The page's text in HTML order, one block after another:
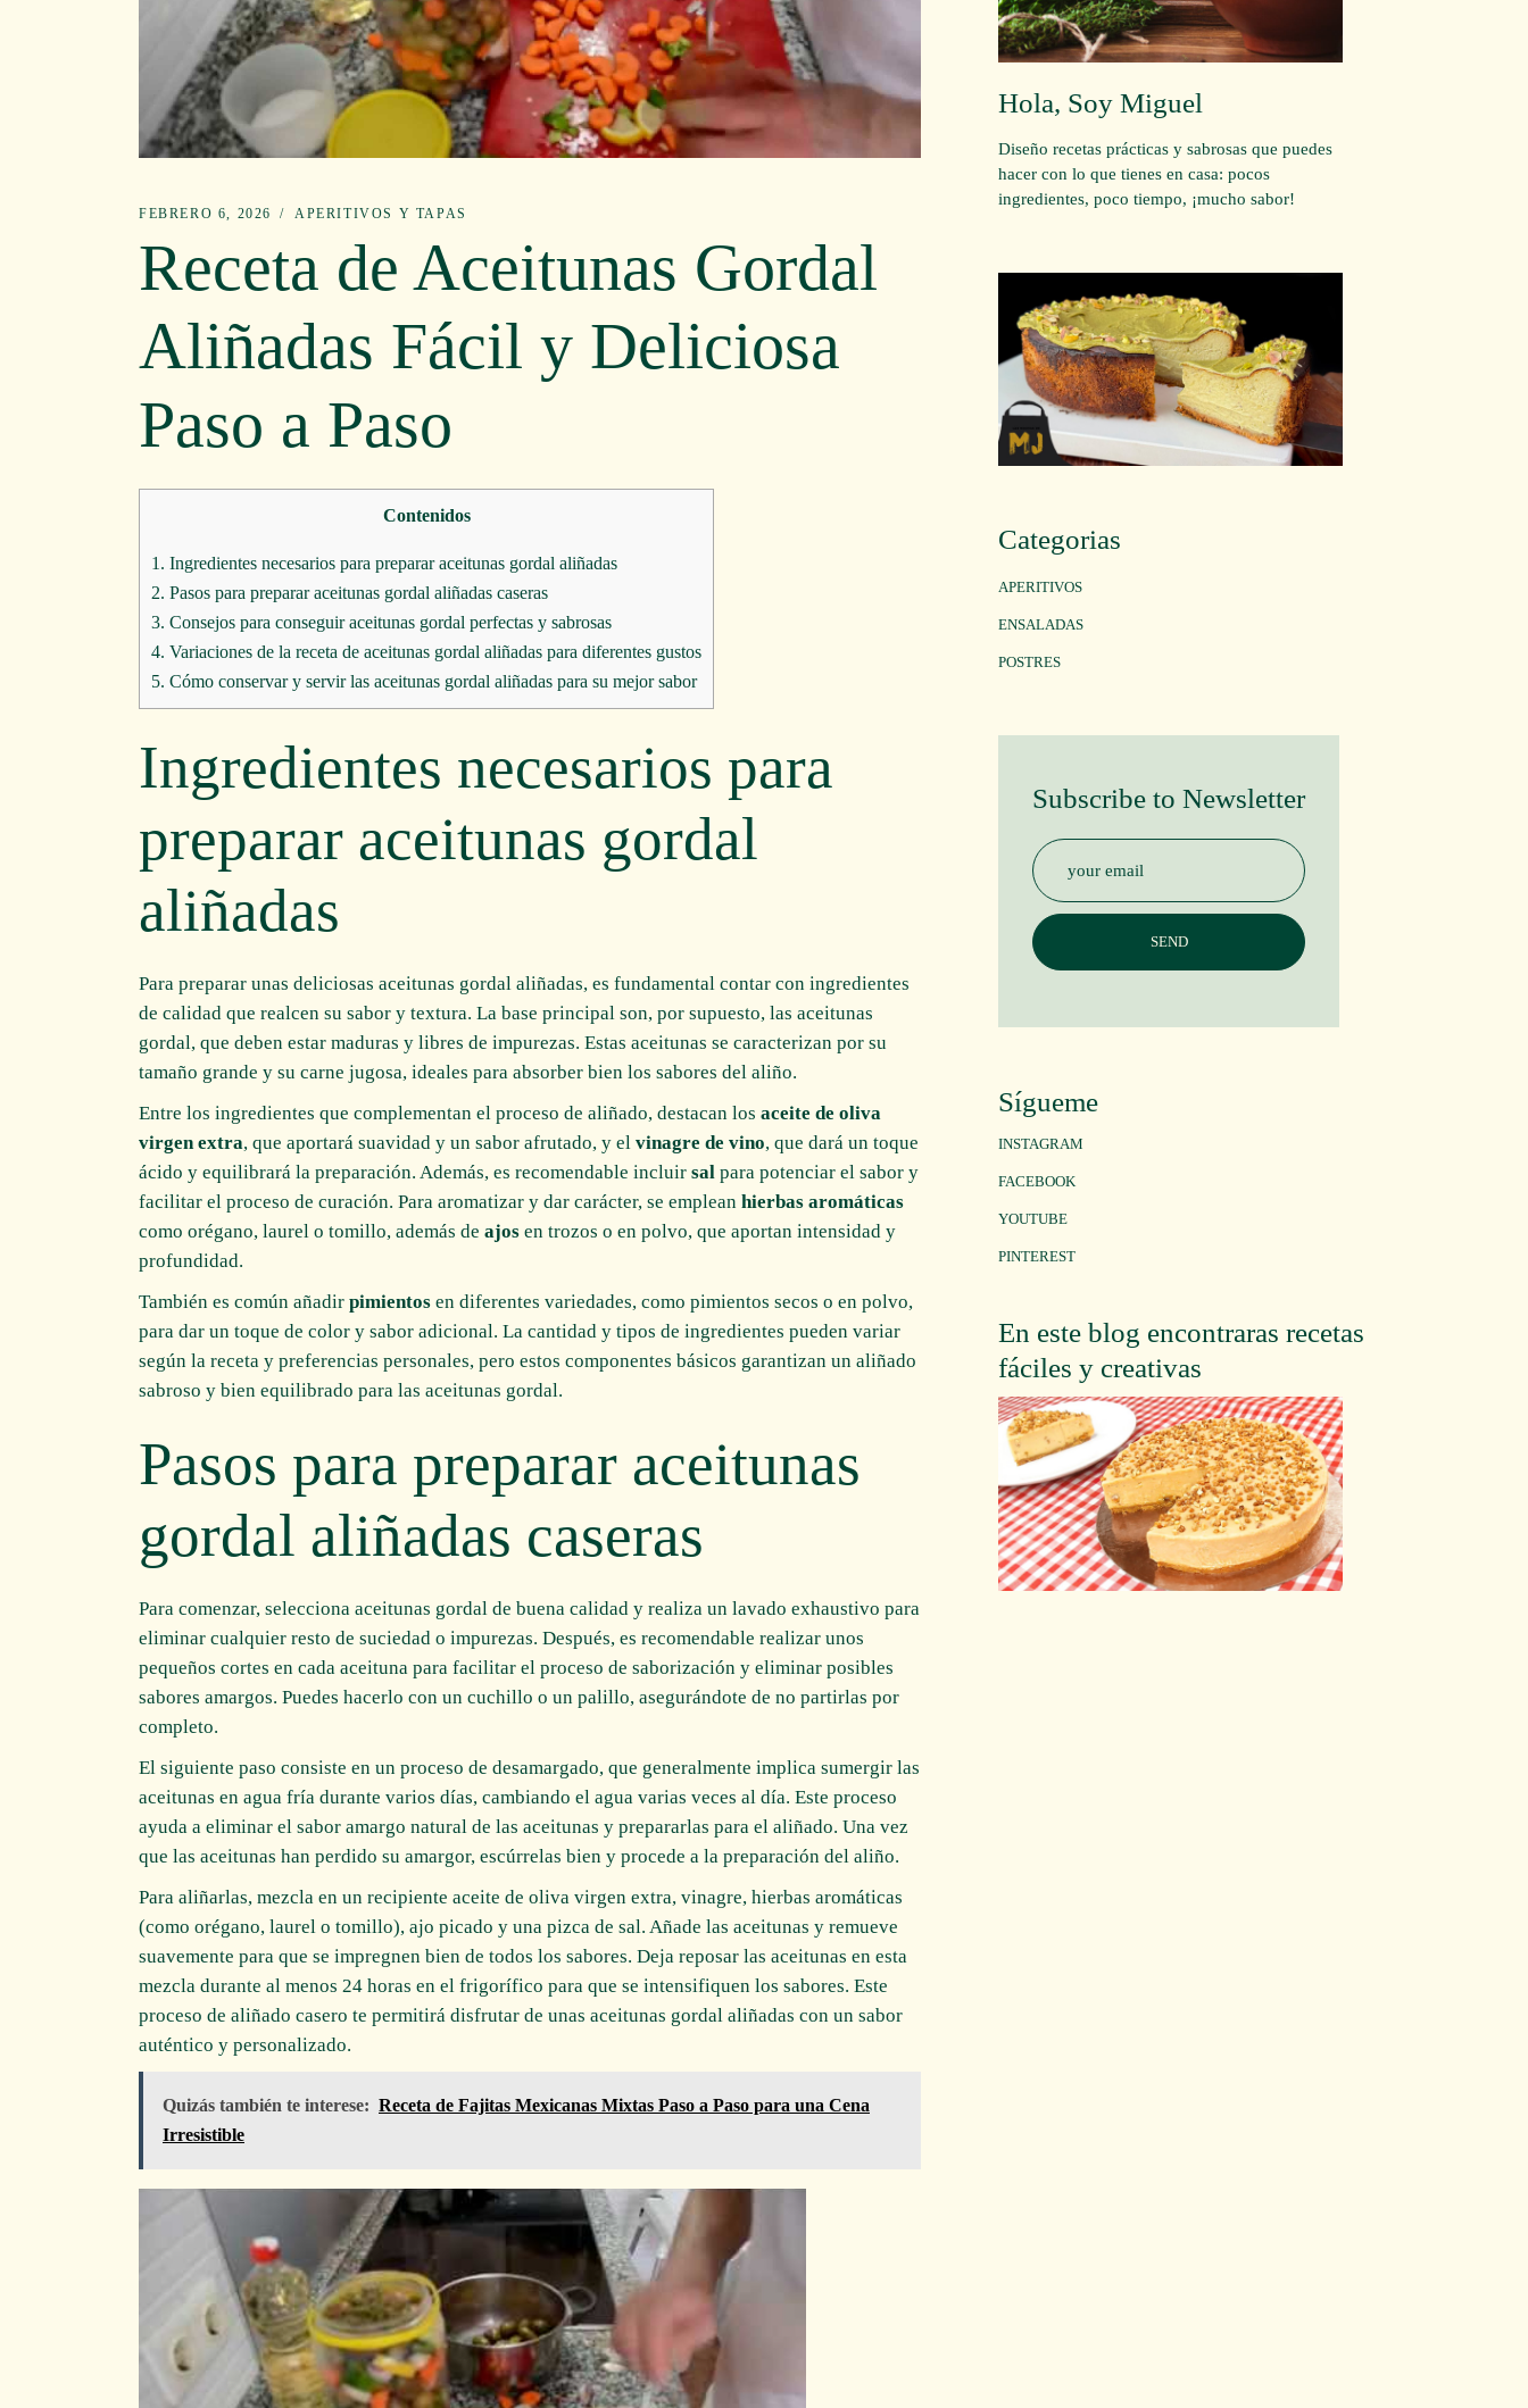
FEBRERO 6, 2026 APERITIVOS Y TAPAS
Receta de Aceitunas Gordal
Aliñadas Fácil y Deliciosa
Paso a Paso
Contenidos
1. Ingredientes necesarios para preparar aceitunas gordal aliñadas
2. Pasos para preparar aceitunas gordal aliñadas caseras
3. Consejos para conseguir aceitunas gordal perfectas y sabrosas
4. Variaciones de la receta de aceitunas gordal aliñadas para diferentes gustos
5. Cómo conservar y servir las aceitunas gordal aliñadas para su mejor sabor
Ingredientes necesarios para
preparar aceitunas gordal
aliñadas
Para preparar unas deliciosas aceitunas gordal aliñadas, es fundamental contar con ingredientes
de calidad que realcen su sabor y textura. La base principal son, por supuesto, las aceitunas
gordal, que deben estar maduras y libres de impurezas. Estas aceitunas se caracterizan por su
tamaño grande y su carne jugosa, ideales para absorber bien los sabores del aliño.
Entre los ingredientes que complementan el proceso de aliñado, destacan los aceite de oliva
virgen extra, que aportará suavidad y un sabor afrutado, y el vinagre de vino, que dará un toque
ácido y equilibrará la preparación. Además, es recomendable incluir sal para potenciar el sabor y
facilitar el proceso de curación. Para aromatizar y dar carácter, se emplean hierbas aromáticas
como orégano, laurel o tomillo, además de ajos en trozos o en polvo, que aportan intensidad y
profundidad.
También es común añadir pimientos en diferentes variedades, como pimientos secos o en polvo,
para dar un toque de color y sabor adicional. La cantidad y tipos de ingredientes pueden variar
según la receta y preferencias personales, pero estos componentes básicos garantizan un aliñado
sabroso y bien equilibrado para las aceitunas gordal.
Pasos para preparar aceitunas
gordal aliñadas caseras
Para comenzar, selecciona aceitunas gordal de buena calidad y realiza un lavado exhaustivo para
eliminar cualquier resto de suciedad o impurezas. Después, es recomendable realizar unos
pequeños cortes en cada aceituna para facilitar el proceso de saborización y eliminar posibles
sabores amargos. Puedes hacerlo con un cuchillo o un palillo, asegurándote de no partirlas por
completo.
El siguiente paso consiste en un proceso de desamargado, que generalmente implica sumergir las
aceitunas en agua fría durante varios días, cambiando el agua varias veces al día. Este proceso
ayuda a eliminar el sabor amargo natural de las aceitunas y prepararlas para el aliñado. Una vez
que las aceitunas han perdido su amargor, escúrrelas bien y procede a la preparación del aliño.
Para aliñarlas, mezcla en un recipiente aceite de oliva virgen extra, vinagre, hierbas aromáticas
(como orégano, laurel o tomillo), ajo picado y una pizca de sal. Añade las aceitunas y remueve
suavemente para que se impregnen bien de todos los sabores. Deja reposar las aceitunas en esta
mezcla durante al menos 24 horas en el frigorífico para que se intensifiquen los sabores. Este
proceso de aliñado casero te permitirá disfrutar de unas aceitunas gordal aliñadas con un sabor
auténtico y personalizado.
Quizás también te interese: Receta de Fajitas Mexicanas Mixtas Paso a Paso para una Cena
Irresistible
Hola, Soy Miguel
Diseño recetas prácticas y sabrosas que puedes
hacer con lo que tienes en casa: pocos
ingredientes, poco tiempo, ¡mucho sabor!
Categorias
APERITIVOS
ENSALADAS
POSTRES
Subscribe to Newsletter
Sígueme
INSTAGRAM
FACEBOOK
YOUTUBE
PINTEREST
En este blog encontraras recetas
fáciles y creativas